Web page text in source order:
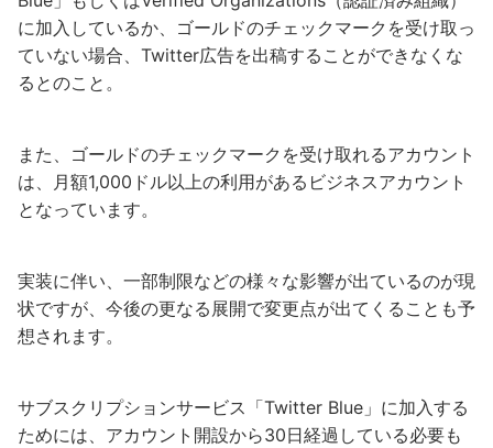
に加入しているか、ゴールドのチェックマークを受け取っ
ていない場合、Twitter広告を出稿することができなくな
るとのこと。
また、ゴールドのチェックマークを受け取れるアカウント
は、月額1,000ドル以上の利用があるビジネスアカウント
となっています。
実装に伴い、一部制限などの様々な影響が出ているのが現
状ですが、今後の更なる展開で変更点が出てくることも予
想されます。
サブスクリプションサービス「Twitter Blue」に加入する
ためには、アカウント開設から30日経過している必要も